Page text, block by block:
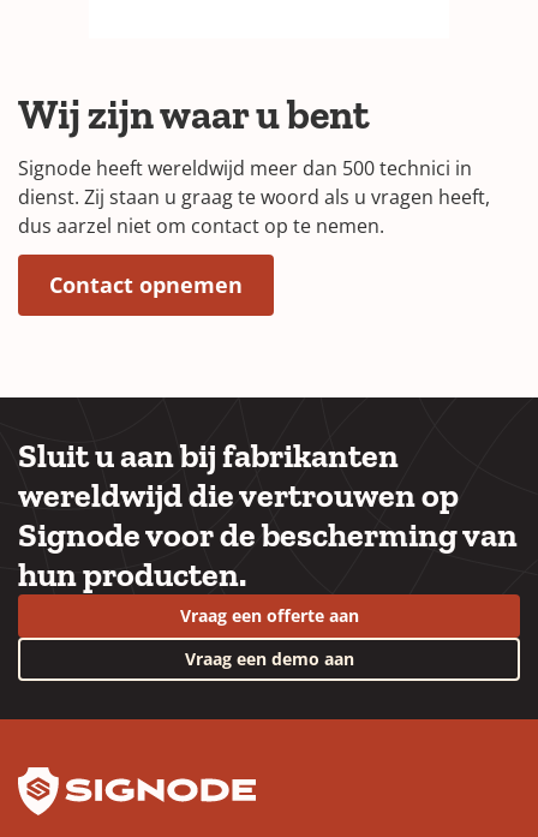
Wij zijn waar u bent
Signode heeft wereldwijd meer dan 500 technici in
dienst. Zij staan u graag te woord als u vragen heeft,
dus aarzel niet om contact op te nemen.
Contact opnemen
Sluit u aan bij fabrikanten
wereldwijd die vertrouwen op
Signode voor de bescherming van
hun producten.
Vraag een offerte aan
Vraag een demo aan